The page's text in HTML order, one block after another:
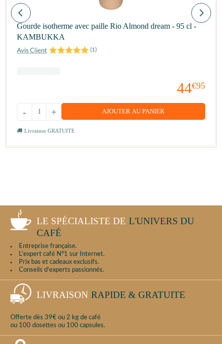
Gourde isotherme avec paille Rio Almond dream - 95 cl -
KAMBUKKA
(1)
44€95
+
- AJOUTER AU PANIER
Livraison GRATUITE
LE SPÉCIALISTE DE L'UNIVERS DU
CAFÉ
Entreprise française.
L'expert café N°1 sur Internet.
Prix bas et cadeaux exclusifs.
Conseils d'experts passionnés.
LIVRAISON RAPIDE & GRATUITE
Offerte dès 39€ ou 2 kg de café
ou 100 dosettes ou 100 capsules.